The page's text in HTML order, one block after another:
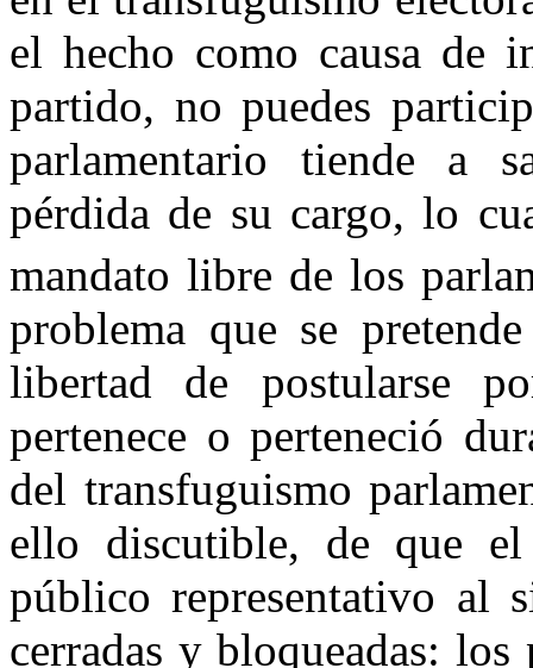
el hecho como causa de
partido, no puedes
parlamentario tiende a
pérdida de su cargo, lo
mandato libre de los
problema que se
libertad de postularse
pertenece o perteneció
del transfuguismo
ello discutible, de que el
público representativo al
cerradas y bloqueadas: